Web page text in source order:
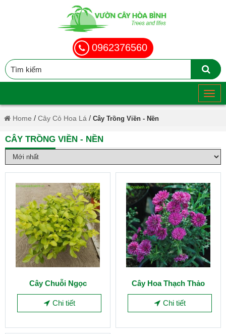
0962376560
Home / Cây Cỏ Hoa Lá / Cây Trồng Viền - Nền
CÂY TRỒNG VIỀN - NỀN
Cây Chuỗi Ngọc
Chi tiết
Cây Hoa Thạch Thảo
Chi tiết